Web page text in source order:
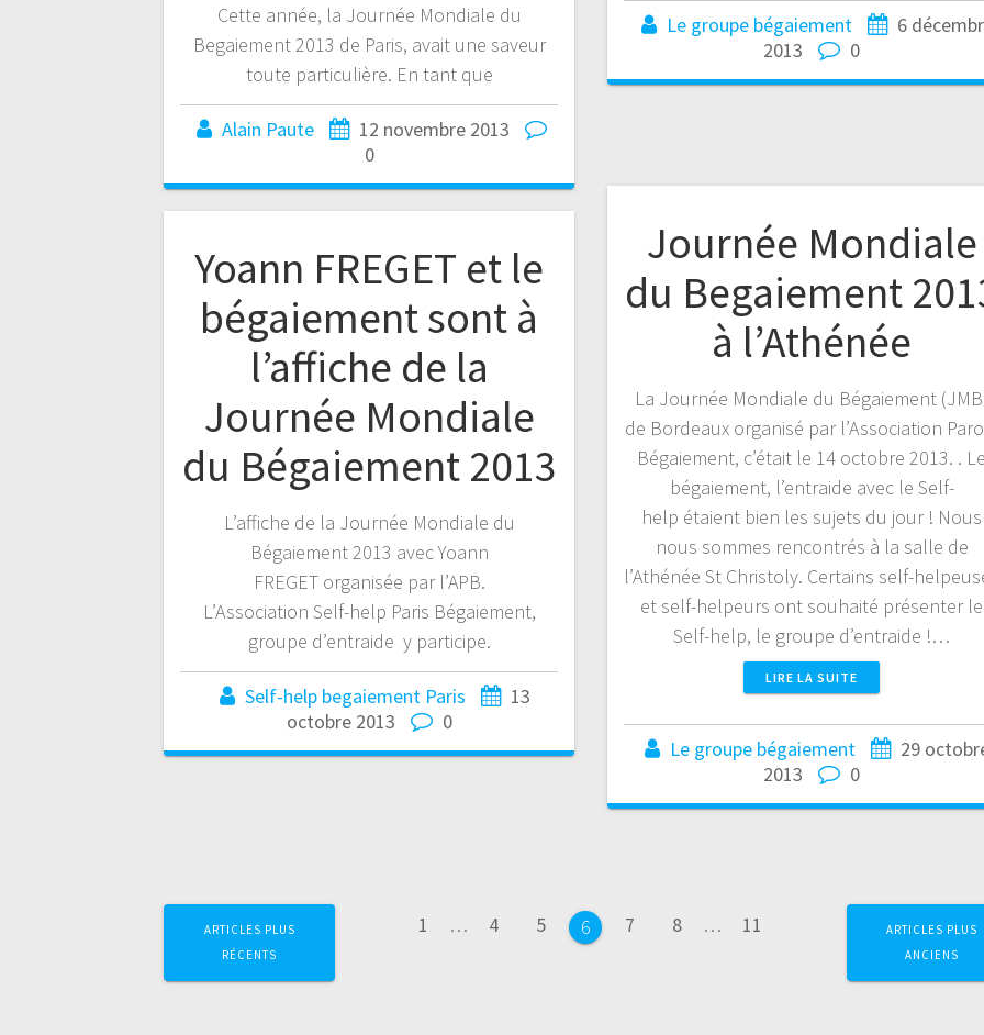
Le groupe bégaiement
6
2013
0
Cette année, la Journée Mondiale du
Begaiement 2013 de Paris, avait une saveur
toute particulière. En tant que
Alain Paute
12 novembre 2013
0
Journée Mondiale
du Begaiement
à l’Athénée
La Journée Mondiale du Bégaiement
de Bordeaux organisé par l’Association
Bégaiement, c’était le 14 octobre 2013. .
bégaiement, l’entraide avec le Self-
help étaient bien les sujets du jour ! Nous
nous sommes rencontrés à la salle de
l’Athénée St Christoly. Certains self-
et self-helpeurs ont souhaité présenter le
Self-help, le groupe d’entraide !…
LIRE LA SUITE
Le groupe bégaiement
29
2013
0
Yoann FREGET et le
bégaiement sont à
l’affiche de la
Journée Mondiale
du Bégaiement 2013
L’affiche de la Journée Mondiale du
Bégaiement 2013 avec Yoann
FREGET organisée par l’APB.
L’Association Self-help Paris Bégaiement,
groupe d’entraide y participe.
Self-help begaiement Paris
13
octobre 2013
0
Navigation
au
ARTICLES PLUS
RÉCENTS
Page
1 … Page
4 Page
5 Page
6 Page
7 Page
8 … Page
11
ARTICLES PLUS
ANCIENS